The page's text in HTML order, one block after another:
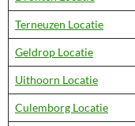
Terneuzen Locatie
Geldrop Locatie
Uithoorn Locatie
Culemborg Locatie